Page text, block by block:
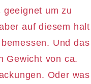
um zu
auf diesem halt
Und das
Gewicht von ca.
Oder was